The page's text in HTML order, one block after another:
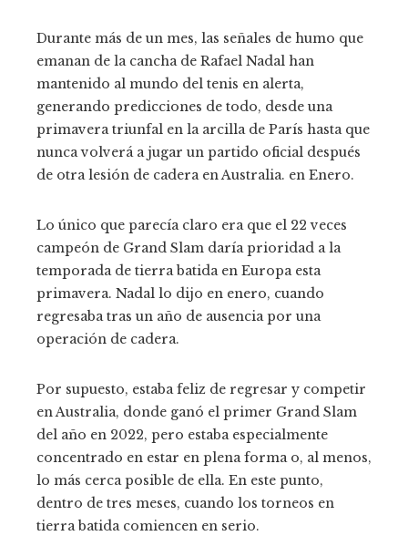
Durante más de un mes, las señales de humo que
emanan de la cancha de Rafael Nadal han
mantenido al mundo del tenis en alerta,
generando predicciones de todo, desde una
primavera triunfal en la arcilla de París hasta que
nunca volverá a jugar un partido oficial después
de otra lesión de cadera en Australia. en Enero.
Lo único que parecía claro era que el 22 veces
campeón de Grand Slam daría prioridad a la
temporada de tierra batida en Europa esta
primavera. Nadal lo dijo en enero, cuando
regresaba tras un año de ausencia por una
operación de cadera.
Por supuesto, estaba feliz de regresar y competir
en Australia, donde ganó el primer Grand Slam
del año en 2022, pero estaba especialmente
concentrado en estar en plena forma o, al menos,
lo más cerca posible de ella. En este punto,
dentro de tres meses, cuando los torneos en
tierra batida comiencen en serio.